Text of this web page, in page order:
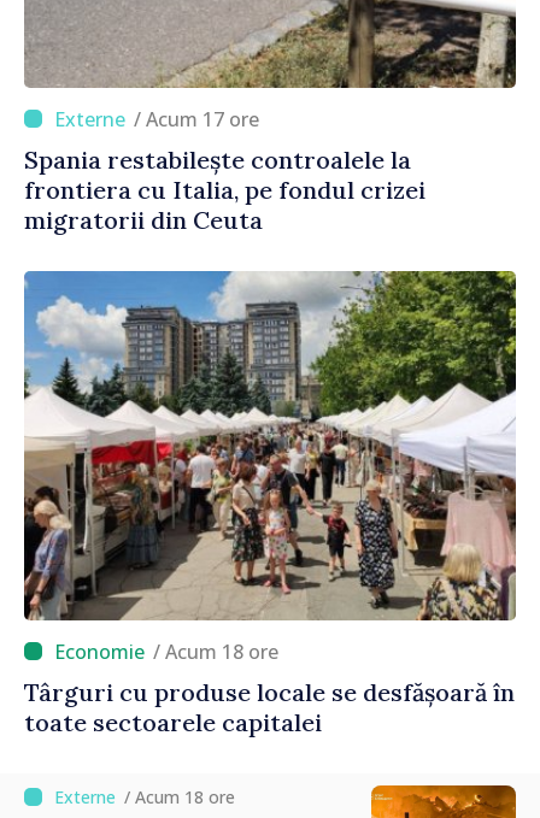
/ Acum 17 ore
Spania restabilește controalele la
frontiera cu Italia, pe fondul crizei
migratorii din Ceuta
/ Acum 18 ore
Târguri cu produse locale se desfășoară în
toate sectoarele capitalei
/ Acum 18 ore